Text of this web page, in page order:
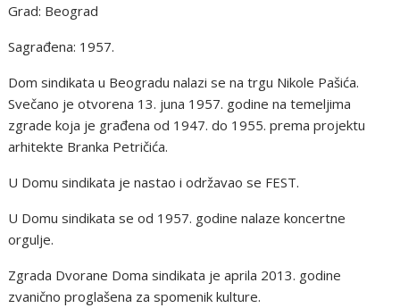
Grad: Beograd
Sagrađena: 1957.
Dom sindikata u Beogradu nalazi se na trgu Nikole Pašića.
Svečano je otvorena 13. juna 1957. godine na temeljima
zgrade koja je građena od 1947. do 1955. prema projektu
arhitekte Branka Petričića.
U Domu sindikata je nastao i održavao se FEST.
U Domu sindikata se od 1957. godine nalaze koncertne
orgulje.
Zgrada Dvorane Doma sindikata je aprila 2013. godine
zvanično proglašena za spomenik kulture.